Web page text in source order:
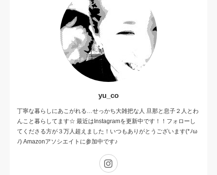
yu_co
丁寧な暮らしにあこがれる…せっかち大雑把な人 旦那と息子２人とわ
んこと暮らしてます☆ 最近はInstagramを更新中です！！フォローし
てくださる方が３万人超えました！いつもありがとうございます(*ﾉω
ﾉ) Amazonアソシエイトに参加中です♪